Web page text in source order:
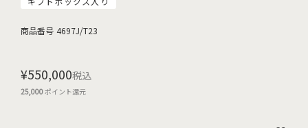
商品番号 4697J/T23
¥550,000税込
25,000ポイント還元